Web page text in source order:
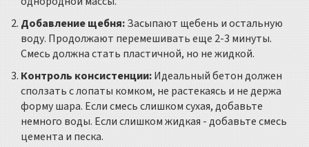
Добавление щебня:Засыпают щебень и остальную
воду. Продолжают перемешивать еще 2-3 минуты.
Смесь должна стать пластичной, но не жидкой.
Контроль консистенции:Идеальный бетон должен
сползать с лопаты комком, не растекаясь и не держа
форму шара. Если смесь слишком сухая, добавьте
немного воды. Если слишком жидкая - добавьте смесь
цемента и песка.